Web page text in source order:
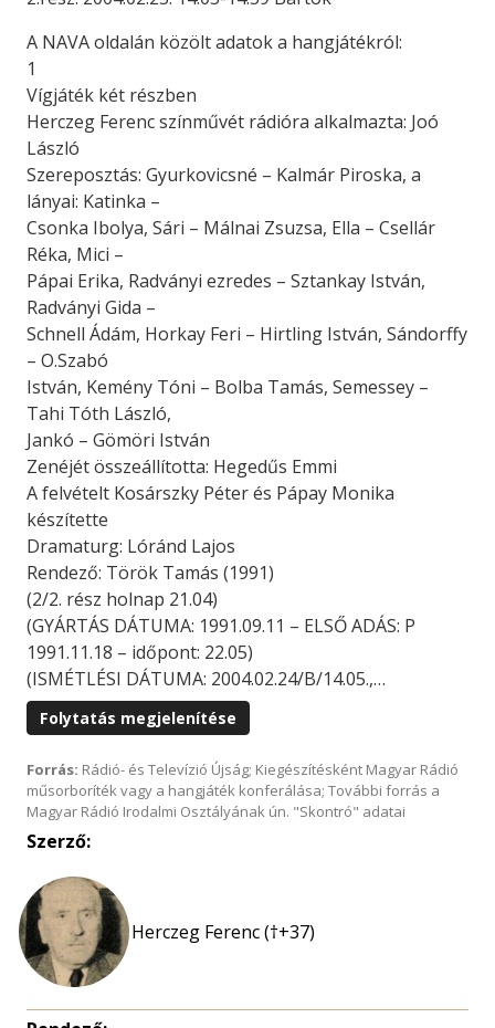
A NAVA oldalán közölt adatok a hangjátékról:
1
Vígjáték két részben
Herczeg Ferenc színművét rádióra alkalmazta: Joó
László
Szereposztás: Gyurkovicsné – Kalmár Piroska, a
lányai: Katinka –
Csonka Ibolya, Sári – Málnai Zsuzsa, Ella – Csellár
Réka, Mici –
Pápai Erika, Radványi ezredes – Sztankay István,
Radványi Gida –
Schnell Ádám, Horkay Feri – Hirtling István, Sándorffy
– O.Szabó
István, Kemény Tóni – Bolba Tamás, Semessey –
Tahi Tóth László,
Jankó – Gömöri István
Zenéjét összeállította: Hegedűs Emmi
A felvételt Kosárszky Péter és Pápay Monika
készítette
Dramaturg: Lóránd Lajos
Rendező: Török Tamás (1991)
(2/2. rész holnap 21.04)
(GYÁRTÁS DÁTUMA: 1991.09.11 – ELSŐ ADÁS: P
1991.11.18 – időpont: 22.05)
(ISMÉTLÉSI DÁTUMA: 2004.02.24/B/14.05.,…
Folytatás megjelenítése
Forrás: Rádió- és Televízió Újság; Kiegészítésként Magyar Rádió
műsorboríték vagy a hangjáték konferálása; További forrás a
Magyar Rádió Irodalmi Osztályának ún. "Skontró" adatai
Szerző:
Herczeg Ferenc (†+37)